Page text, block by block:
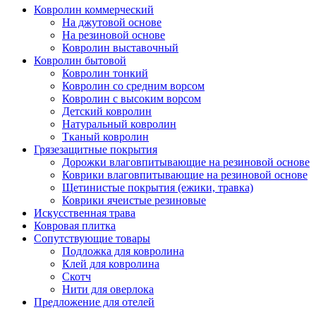
Ковролин коммерческий
На джутовой основе
На резиновой основе
Ковролин выставочный
Ковролин бытовой
Ковролин тонкий
Ковролин со средним ворсом
Ковролин с высоким ворсом
Детский ковролин
Натуральный ковролин
Тканый ковролин
Грязезащитные покрытия
Дорожки влаговпитывающие на резиновой основе
Коврики влаговпитывающие на резиновой основе
Щетинистые покрытия (ежики, травка)
Коврики ячеистые резиновые
Искусственная трава
Ковровая плитка
Сопутствующие товары
Подложка для ковролина
Клей для ковролина
Скотч
Нити для оверлока
Предложение для отелей